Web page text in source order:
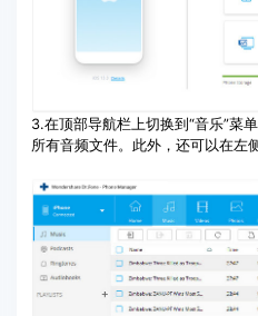
3.在顶部导航栏上切换到“音乐”菜
所有音频文件。此外，还可以在左